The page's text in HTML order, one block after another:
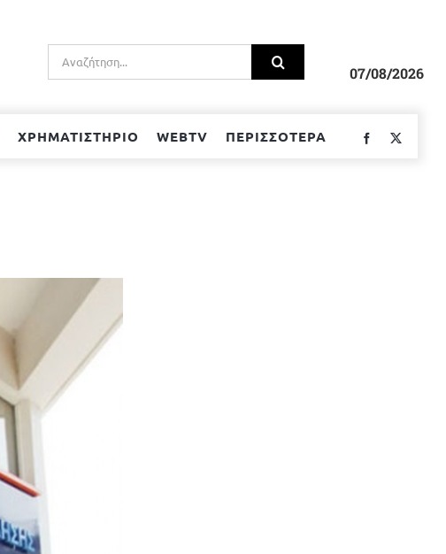
Αναζήτηση
για:
07/08/2026
ΧΡΗΜΑΤΙΣΤΗΡΙΟ WEBTV ΠΕΡΙΣΣΟΤΕΡΑ Facebook